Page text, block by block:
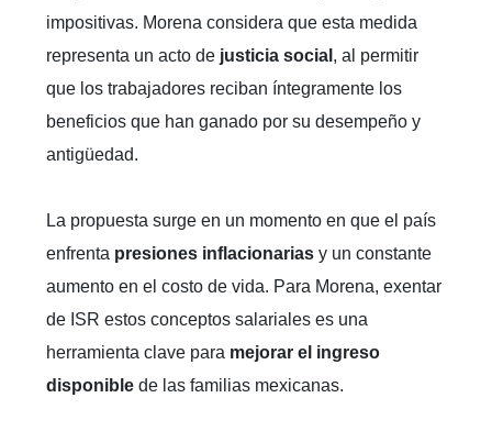
impositivas. Morena considera que esta medida
representa un acto de justicia social , al permitir
que los trabajadores reciban íntegramente los
beneficios que han ganado por su desempeño y
antigüedad.
La propuesta surge en un momento en que el país
enfrenta presiones inflacionarias y un constante
aumento en el costo de vida. Para Morena, exentar
de ISR estos conceptos salariales es una
herramienta clave para mejorar el ingreso
disponible de las familias mexicanas.